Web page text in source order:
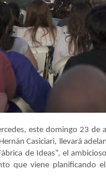
este domingo 23 de
Casiciari, llevará
de Ideas”, el
que viene planificando